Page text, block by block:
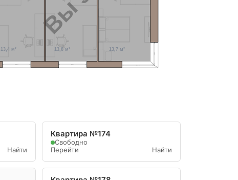
13,4 м² 13,8 м² 13,7 м²
Найти
Квартира №174
Свободно
Перейти
Найти